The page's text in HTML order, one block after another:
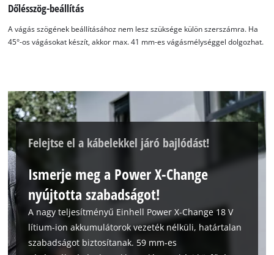
Dőlésszög-beállítás
A vágás szögének beállításához nem lesz szüksége külön szerszámra. Ha
45°-os vágásokat készít, akkor max. 41 mm-es vágásmélységgel dolgozhat.
Felejtse el a kábelekkel járó bajlódást!
Ismerje meg a Power X-Change
nyújtotta szabadságot!
A nagy teljesítményű Einhell Power X-Change 18 V
lítium-ion akkumulátorok vezeték nélküli, határtalan
szabadságot biztosítanak. 59 mm-es